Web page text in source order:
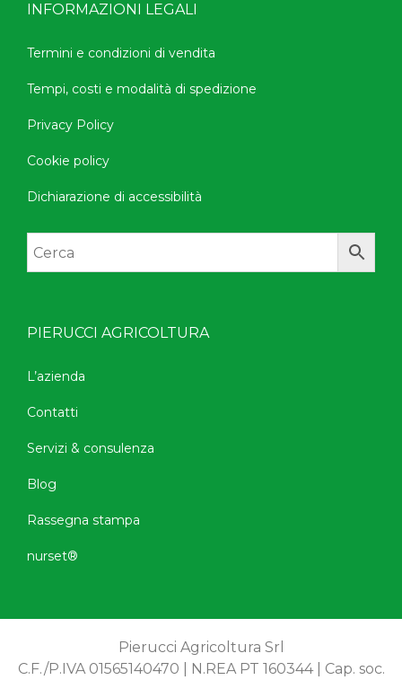
INFORMAZIONI LEGALI
Termini e condizioni di vendita
Tempi, costi e modalità di spedizione
Privacy Policy
Cookie policy
Dichiarazione di accessibilità
PIERUCCI AGRICOLTURA
L’azienda
Contatti
Servizi & consulenza
Blog
Rassegna stampa
nurset®
Pierucci Agricoltura Srl
C.F./P.IVA 01565140470 | N.REA PT 160344 | Cap. soc.